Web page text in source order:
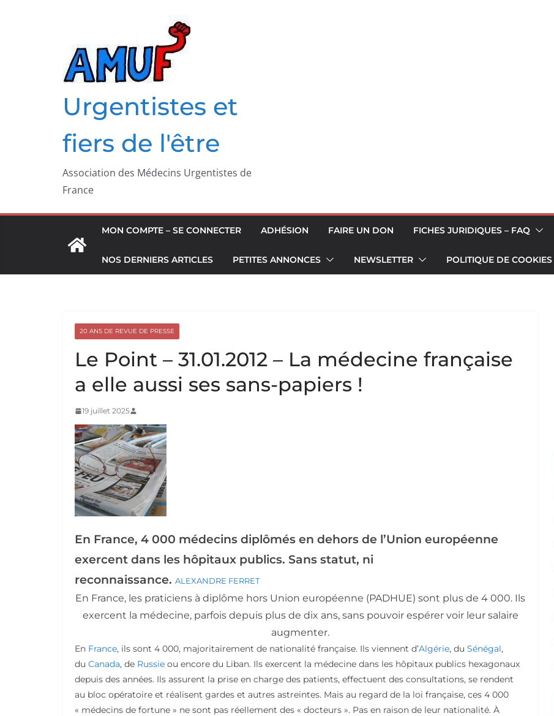
Urgentistes et
fiers de l'être
Association des Médecins Urgentistes de
France
MON COMPTE – SE CONNECTER ADHÉSION FAIRE UN DON FICHES JURIDIQUES – FAQ
NOS DERNIERS ARTICLES PETITES ANNONCES NEWSLETTER POLITIQUE DE COOKIES
20 ANS DE REVUE DE PRESSE
Le Point – 31.01.2012 – La médecine française
a elle aussi ses sans-papiers !
19 juillet 2025
En France, 4 000 médecins diplômés en dehors de l’Union européenne
exercent dans les hôpitaux publics. Sans statut, ni
reconnaissance. ALEXANDRE FERRET
En France, les praticiens à diplôme hors Union européenne (PADHUE) sont plus de 4 000. Ils
exercent la médecine, parfois depuis plus de dix ans, sans pouvoir espérer voir leur salaire
augmenter.
En France, ils sont 4 000, majoritairement de nationalité française. Ils viennent d’Algérie, du Sénégal,
du Canada, de Russie ou encore du Liban. Ils exercent la médecine dans les hôpitaux publics hexagonaux
depuis des années. Ils assurent la prise en charge des patients, effectuent des consultations, se rendent
au bloc opératoire et réalisent gardes et autres astreintes. Mais au regard de la loi française, ces 4 000
« médecins de fortune » ne sont pas réellement des « docteurs ». Pas en raison de leur nationalité. À